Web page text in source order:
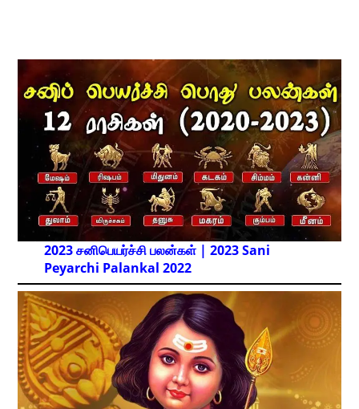
2023 சனிபெயர்ச்சி பலன்கள் | 2023 Sani
Peyarchi Palankal 2022